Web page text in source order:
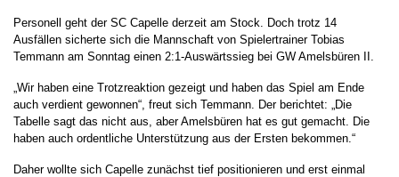
Personell geht der SC Capelle derzeit am Stock. Doch trotz 14
Ausfällen sicherte sich die Mannschaft von Spielertrainer Tobias
Temmann am Sonntag einen 2:1-Auswärtssieg bei GW Amelsbüren II.
„Wir haben eine Trotzreaktion gezeigt und haben das Spiel am Ende
auch verdient gewonnen“, freut sich Temmann. Der berichtet: „Die
Tabelle sagt das nicht aus, aber Amelsbüren hat es gut gemacht. Die
haben auch ordentliche Unterstützung aus der Ersten bekommen.“
Daher wollte sich Capelle zunächst tief positionieren und erst einmal